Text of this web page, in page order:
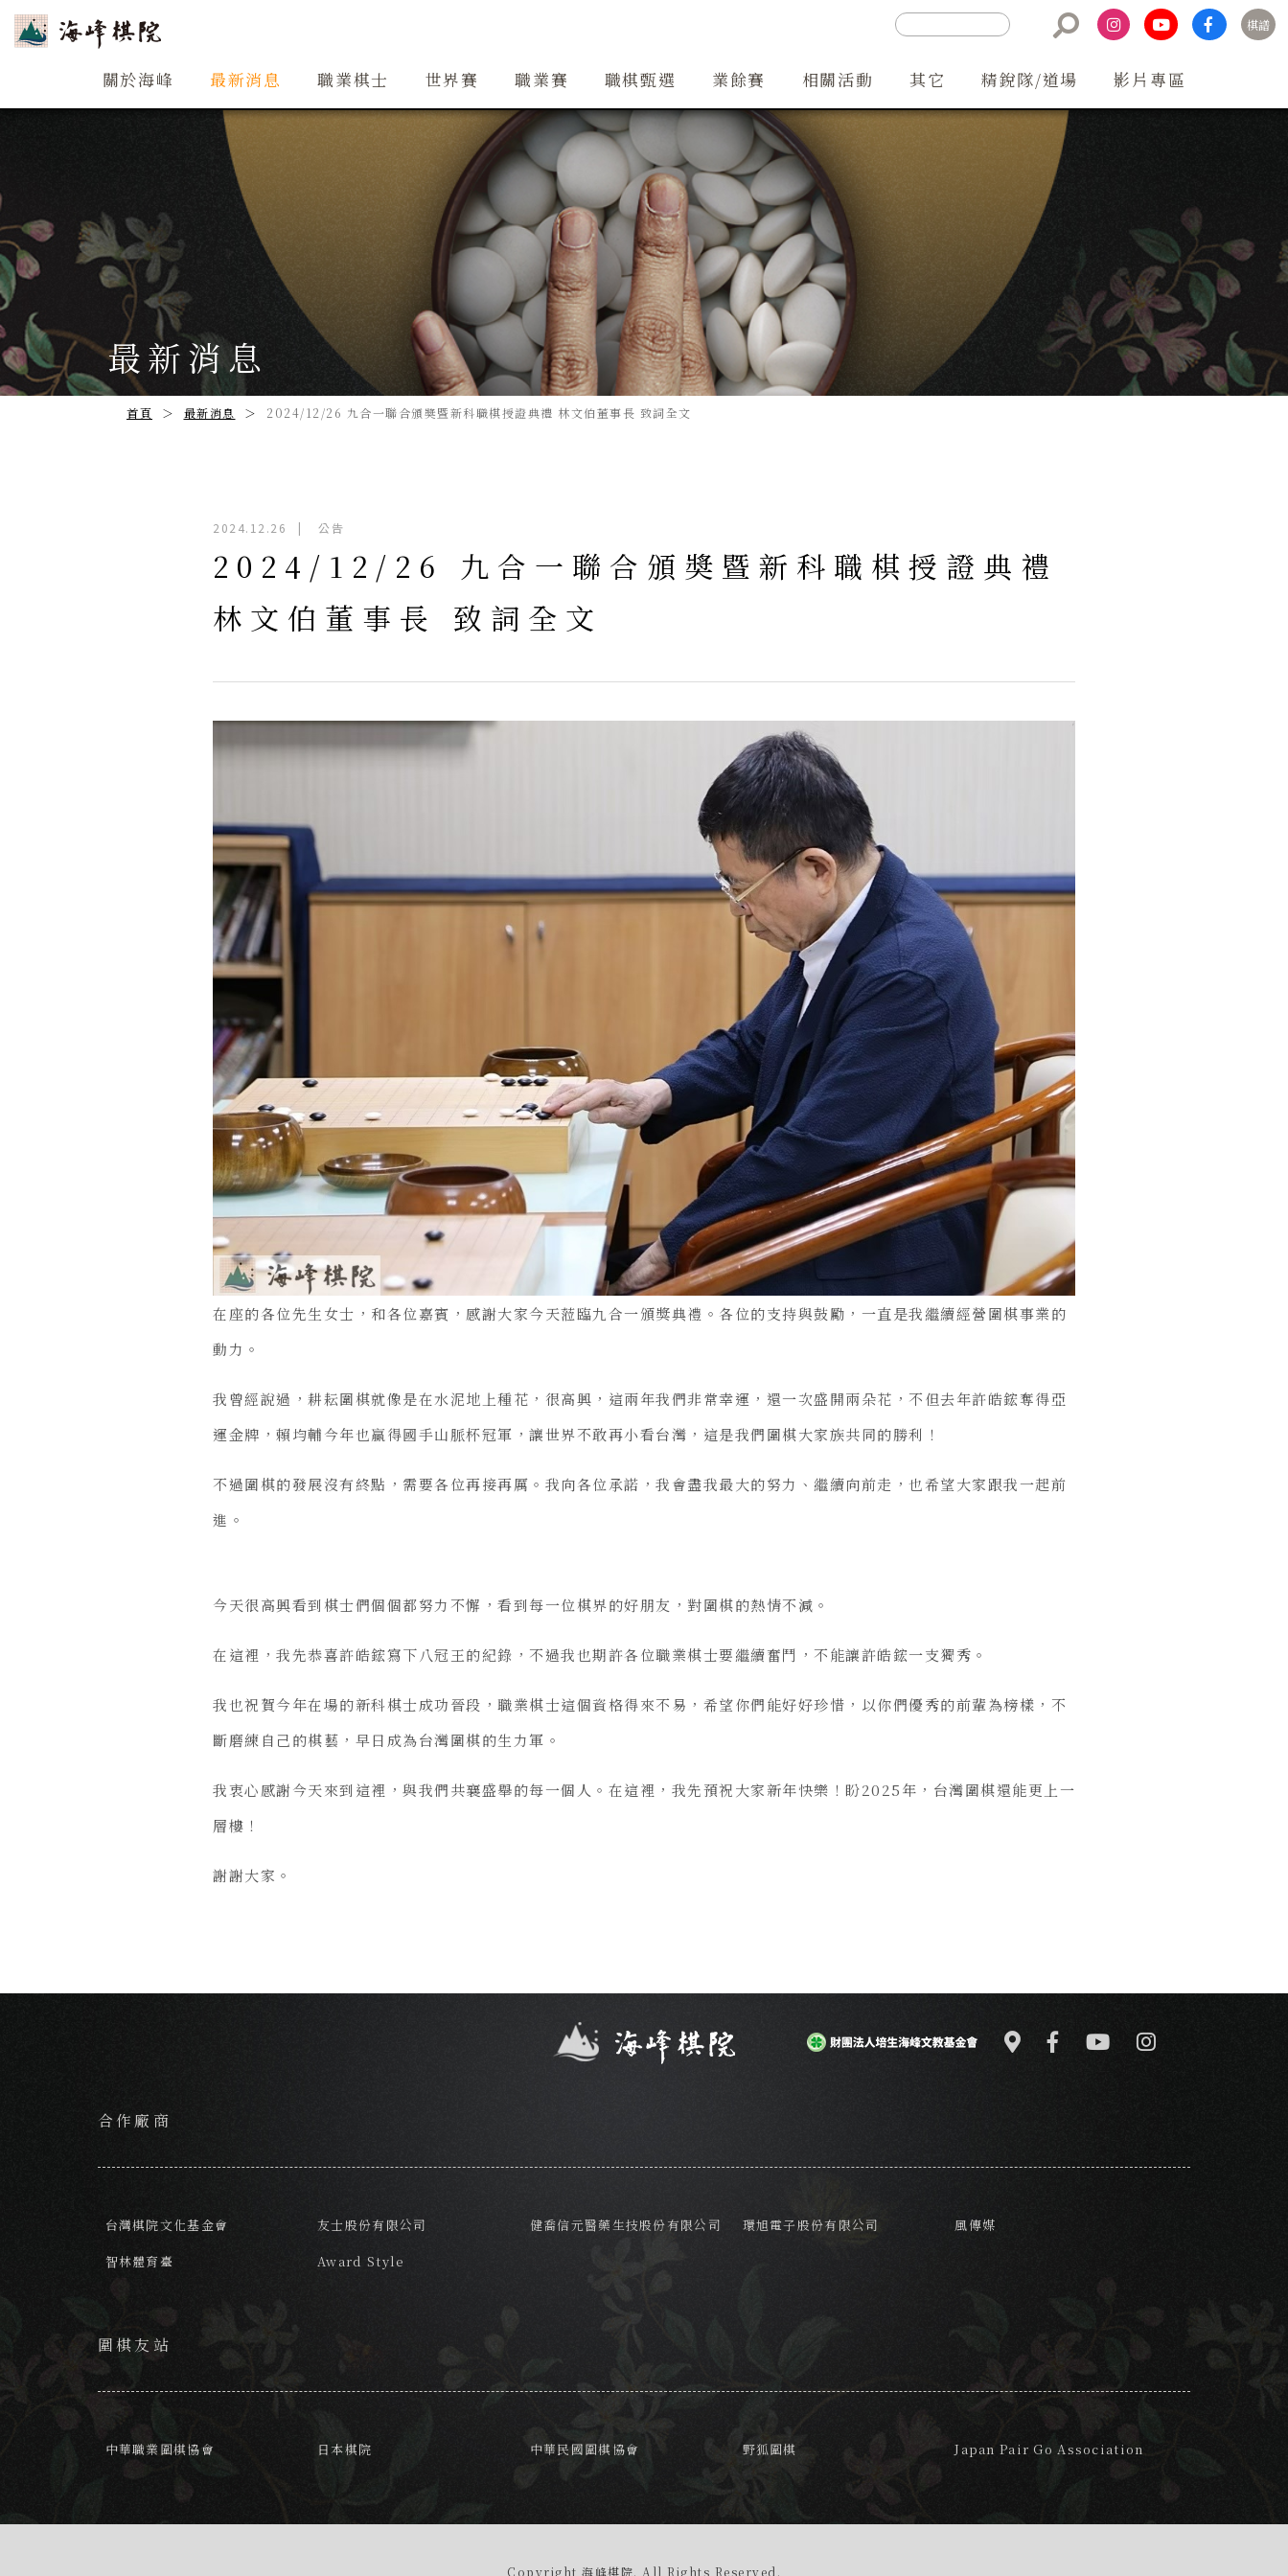
棋譜
關於海峰 最新消息 職業棋士 世界賽 職業賽 職棋甄選 業餘賽 相關活動 其它 精銳隊/道場 影片專區
關於海峰 創辦人簡介 大事紀 行事曆 聯絡方式
精銳隊 道場 精銳隊交流
最新消息
首頁 最新消息 2024/12/26 九合一聯合頒奬暨新科職棋授證典禮 林文伯董事長 致詞全文
2024.12.26 | 公告
2024/12/26 九合一聯合頒奬暨新科職棋授證典禮
林文伯董事長 致詞全文
在座的各位先生女士，和各位嘉賓，感謝大家今天蒞臨九合一頒獎典禮。各位的支持與鼓勵，一直是我繼續經營圍棋事業的
動力。
我曾經說過，耕耘圍棋就像是在水泥地上種花，很高興，這兩年我們非常幸運，還一次盛開兩朵花，不但去年許皓鋐奪得亞
運金牌，賴均輔今年也贏得國手山脈杯冠軍，讓世界不敢再小看台灣，這是我們圍棋大家族共同的勝利！
不過圍棋的發展沒有終點，需要各位再接再厲。我向各位承諾，我會盡我最大的努力、繼續向前走，也希望大家跟我一起前
進。
今天很高興看到棋士們個個都努力不懈，看到每一位棋界的好朋友，對圍棋的熱情不減。
在這裡，我先恭喜許皓鋐寫下八冠王的紀錄，不過我也期許各位職業棋士要繼續奮鬥，不能讓許皓鋐一支獨秀。
我也祝賀今年在場的新科棋士成功晉段，職業棋士這個資格得來不易，希望你們能好好珍惜，以你們優秀的前輩為榜樣，不
斷磨練自己的棋藝，早日成為台灣圍棋的生力軍。
我衷心感謝今天來到這裡，與我們共襄盛舉的每一個人。在這裡，我先預祝大家新年快樂！盼2025年，台灣圍棋還能更上一
層樓！
謝謝大家。
合作廠商
台灣棋院文化基金會 友士股份有限公司 健喬信元醫藥生技股份有限公司 環旭電子股份有限公司
風傳媒
智林體育臺
Award Style
圍棋友站
中華職業圍棋協會 日本棋院 中華民國圍棋協會 野狐圍棋 Japan Pair Go Association
Copyright 海峰棋院. All Rights Reserved.